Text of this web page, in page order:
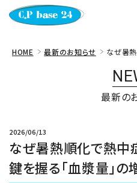
〒650-0011
WHAT'S
HOME 最新のお知らせ なぜ暑
最新の
2026/06/13
なぜ暑熱順化で熱中
鍵を握る「血漿量」の